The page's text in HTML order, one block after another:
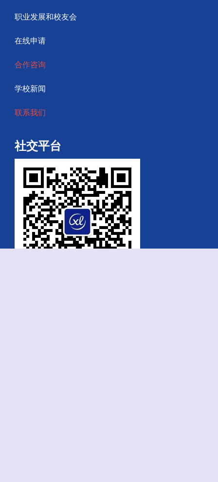
职业发展和校友会
在线申请
合作咨询
学校新闻
联系我们
社交平台